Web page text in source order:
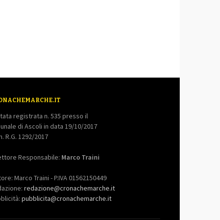
registrata n. 535 presso il
di Ascoli in data 19/10/2017
R.G. 1292/2017
Responsabile: Marco Traini
Marco Traini - P.IVA 01562150449
redazione@cronachemarche.it
pubblicita@cronachemarche.it